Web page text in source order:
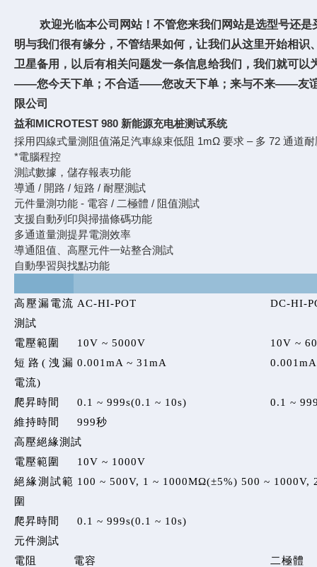
欢迎光临本公司网站！不管您来我们网站是选型号还是
明与我们很有缘分，不管结果如何，让我们从这里开始相
卫星备用，以后有相关问题发一条信息给我们，我们就可
——您今天下单；不合适——您改天下单；来与不来——友
限公司
益和MICROTEST 980 新能源充电桩测试系统
採用四線式量測阻值滿足汽車線束低阻 1mΩ 要求 ‒ 多 72 通道
*電腦程控
測試數據，儲存報表功能
導通 / 開路 / 短路 / 耐壓測試
元件量測功能 - 電容 / 二極體 / 阻值測試
支援自動列印與掃描條碼功能
多通道量測提昇電測效率
導通阻值、高壓元件一站整合測試
自動學習與找點功能
高壓漏電流
測試
AC-HI-POT DC-HI-
電壓範圍 10V ~ 5000V
10V ~
短路(洩漏
電流)
0.001mA ~ 31mA
爬昇時間 0.1 ~ 999s(0.1 ~ 10s)
0.1 ~
維持時間
999秒
高壓絕緣測試
電壓範圍
10V ~ 1000V
絕緣測試範
圍
100 ~ 500V, 1 ~ 1000MΩ(±5%) 500 ~ 1000V,
爬昇時間
0.1 ~ 999s(0.1 ~ 10s)
元件測試
電阻
電容
二極體